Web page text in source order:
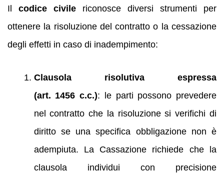
Il codice civile riconosce diversi strumenti per
ottenere la risoluzione del contratto o la cessazione
degli effetti in caso di inadempimento:
Clausola risolutiva espressa
(art. 1456 c.c.): le parti possono prevedere
nel contratto che la risoluzione si verifichi di
diritto se una specifica obbligazione non è
adempiuta. La Cassazione richiede che la
clausola individui con precisione